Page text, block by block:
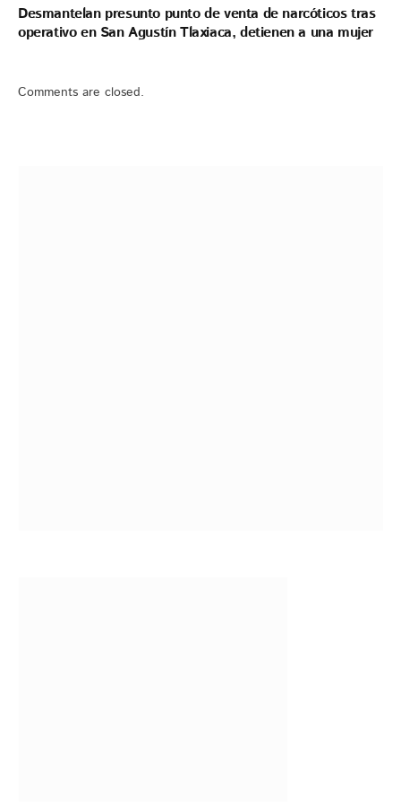
Desmantelan presunto punto de venta de narcóticos tras
operativo en San Agustín Tlaxiaca, detienen a una mujer
Comments are closed.